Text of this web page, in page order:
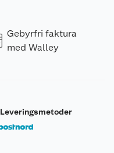
Gebyrfri faktura
med Walley
Leveringsmetoder